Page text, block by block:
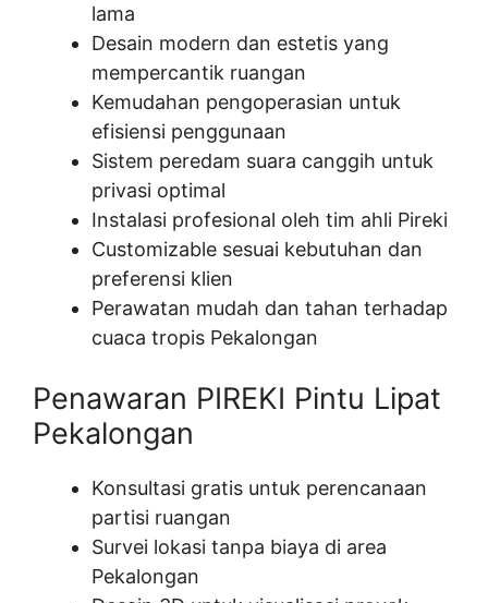
lama
Desain modern dan estetis yang
mempercantik ruangan
Kemudahan pengoperasian untuk
efisiensi penggunaan
Sistem peredam suara canggih untuk
privasi optimal
Instalasi profesional oleh tim ahli Pireki
Customizable sesuai kebutuhan dan
preferensi klien
Perawatan mudah dan tahan terhadap
cuaca tropis Pekalongan
Penawaran PIREKI Pintu Lipat
Pekalongan
Konsultasi gratis untuk perencanaan
partisi ruangan
Survei lokasi tanpa biaya di area
Pekalongan